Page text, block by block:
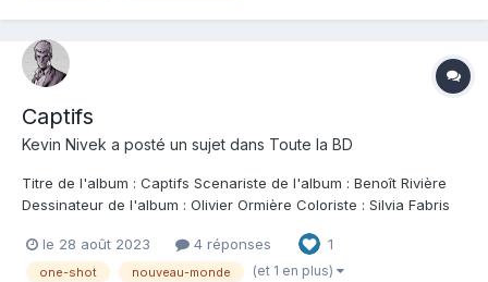
Captifs
Kevin Nivek a posté un sujet dans Toute la BD
Titre de l'album : Captifs Scenariste de l'album : Benoît Rivière
Dessinateur de l'album : Olivier Ormière Coloriste : Silvia Fabris
l'album : Août 1754, Nouvelle-Angleterre. Une famille de fermiers
anglais, les...
le 28 août 2023 4 réponses 1
one-shot nouveau-monde (et 1 en plus)